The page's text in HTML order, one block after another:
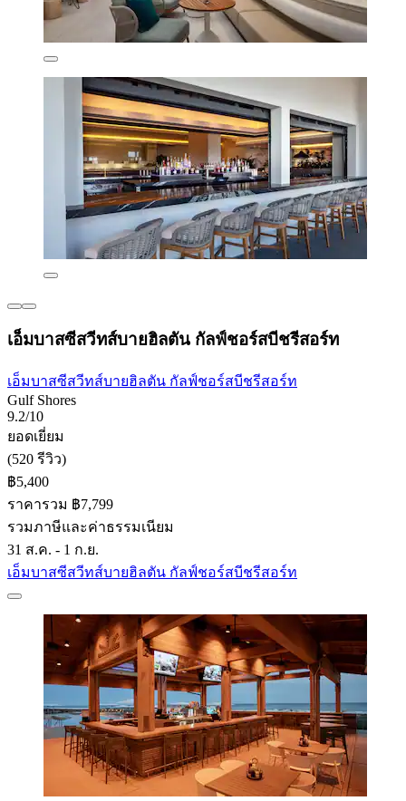
เอ็มบาสซีสวีทส์บายฮิลตัน กัลฟ์ชอร์สบีชรีสอร์ท
เอ็มบาสซีสวีทส์บายฮิลตัน กัลฟ์ชอร์สบีชรีสอร์ท
Gulf Shores
9.2/10
ยอดเยี่ยม
(520 รีวิว)
฿5,400
ราคารวม ฿7,799
รวมภาษีและค่าธรรมเนียม
31 ส.ค. - 1 ก.ย.
เอ็มบาสซีสวีทส์บายฮิลตัน กัลฟ์ชอร์สบีชรีสอร์ท